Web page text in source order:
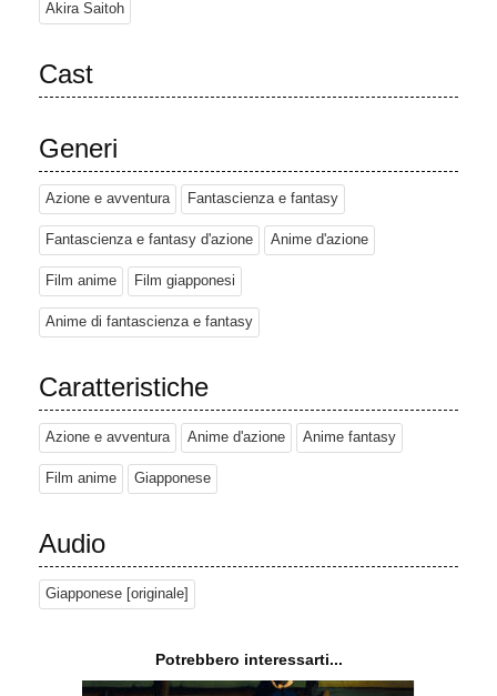
Akira Saitoh
Cast
Generi
Azione e avventura Fantascienza e fantasy
Fantascienza e fantasy d'azione Anime d'azione
Film anime Film giapponesi
Anime di fantascienza e fantasy
Caratteristiche
Azione e avventura Anime d'azione Anime fantasy
Film anime Giapponese
Audio
Giapponese [originale]
Potrebbero interessarti...